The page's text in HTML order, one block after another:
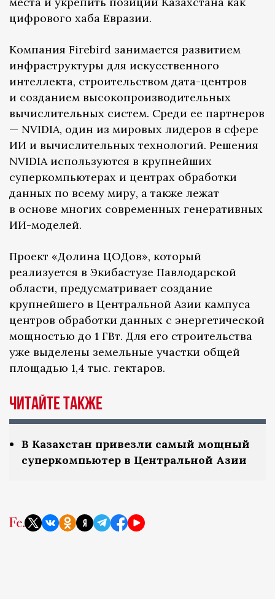
цифрового хаба Евразии.
Компания Firebird занимается развитием
инфраструктуры для искусственного
интеллекта, строительством дата-центров
и созданием высокопроизводительных
вычислительных систем. Среди ее партнеров
— NVIDIA, один из мировых лидеров в сфере
ИИ и вычислительных технологий. Решения
NVIDIA используются в крупнейших
суперкомпьютерах и центрах обработки
данных по всему миру, а также лежат
в основе многих современных генеративных
ИИ-моделей.
Проект «Долина ЦОДов», который
реализуется в Экибастузе Павлодарской
области, предусматривает создание
крупнейшего в Центральной Азии кампуса
центров обработки данных с энергетической
мощностью до 1 ГВт. Для его строительства
уже выделены земельные участки общей
площадью 1,4 тыс. гектаров.
ЧИТАЙТЕ ТАКЖЕ
В Казахстан привезли самый мощный
суперкомпьютер в Центральной Азии